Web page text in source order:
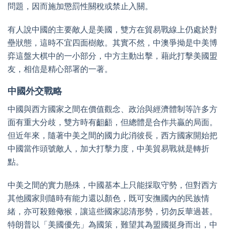
問題，因而施加懲罰性關稅或禁止入關。
有人說中國的主要敵人是美國，雙方在貿易戰線上仍處於對
壘狀態，這時不宜四面樹敵。其實不然，中澳爭拗是中美博
弈這盤大棋中的一小部分，中方主動出擊，藉此打擊美國盟
友，相信是精心部署的一著。
中國外交戰略
中國與西方國家之間在價值觀念、政治與經濟體制等許多方
面有重大分歧，雙方時有齟齬，但總體是合作共贏的局面。
但近年來，隨著中美之間的國力此消彼長，西方國家開始把
中國當作頭號敵人，加大打擊力度，中美貿易戰就是轉折
點。
中美之間的實力懸殊，中國基本上只能採取守勢，但對西方
其他國家則隨時有能力還以顏色，既可安撫國內的民族情
緒，亦可殺雞儆猴，讓這些國家認清形勢，切勿反華過甚。
特朗普以「美國優先」為國策，難望其為盟國挺身而出，中